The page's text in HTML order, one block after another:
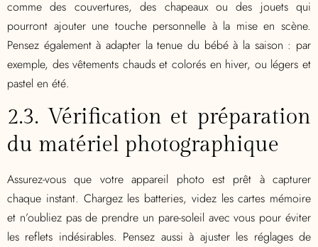
comme des couvertures, des chapeaux ou des jouets qui
pourront ajouter une touche personnelle à la mise en scène.
Pensez également à adapter la tenue du bébé à la saison : par
exemple, des vêtements chauds et colorés en hiver, ou légers et
pastel en été.
2.3. Vérification et préparation
du matériel photographique
Assurez-vous que votre appareil photo est prêt à capturer
chaque instant. Chargez les batteries, videz les cartes mémoire
et n’oubliez pas de prendre un pare-soleil avec vous pour éviter
les reflets indésirables. Pensez aussi à ajuster les réglages de